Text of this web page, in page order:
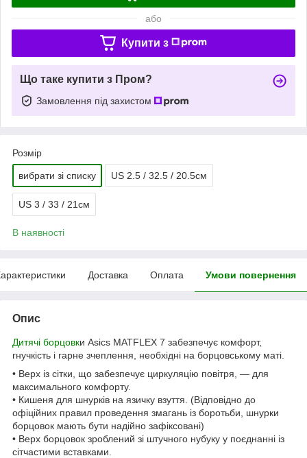
або
Купити з
Що таке купити з Пром?
Замовлення під захистом
Розмір
вибрати зі списку US 2.5 / 32.5 / 20.5см
US 3 / 33 / 21см
В наявності
Доставка Оплата Умови повернення
Опис
Дитячі борцовки Asics MATFLEX 7 забезпечує комфорт,
гнучкість і гарне зчеплення, необхідні на борцовському маті.
• Верх із сітки, що забезпечує циркуляцію повітря, — для
максимального комфорту.
• Кишеня для шнурків на язичку взуття. (Відповідно до
офіційних правил проведення змагань із боротьби, шнурки
борцовок мають бути надійно зафіксовані)
• Верх борцовок зроблений зі штучного нубуку у поєднанні із
сітчастими вставками.